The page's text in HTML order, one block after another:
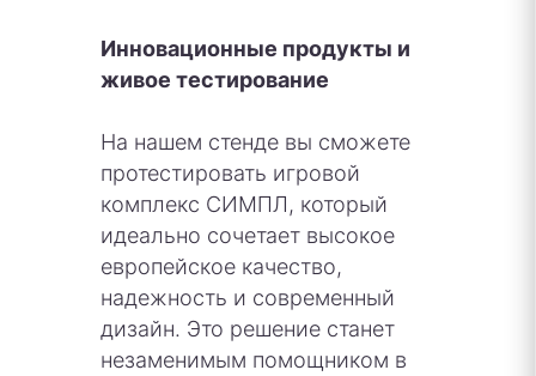
Инновационные продукты и
живое тестирование
На нашем стенде вы сможете
протестировать игровой
комплекс СИМПЛ, который
идеально сочетает высокое
европейское качество,
надежность и современный
дизайн. Это решение станет
незаменимым помощником в